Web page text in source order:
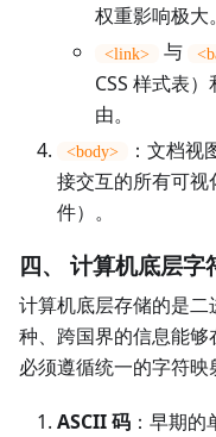
权重影响极大。
<link> 与
CSS 样式表
由。
<body>
：文档
接交互的所有可
件）。
四、 计算机底层
计算机底层存储的是
种、跨国界的信息能
必须遵循统一的字符映
ASCII 码 ：早期